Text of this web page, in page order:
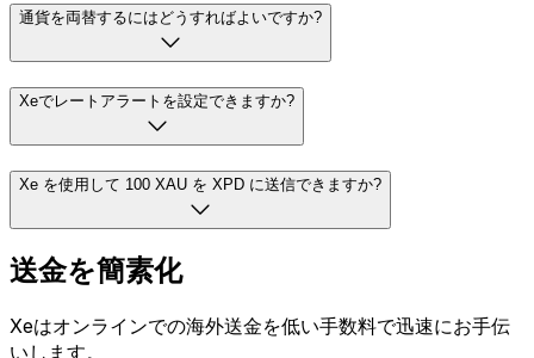
通貨を両替するにはどうすればよいですか?
Xeでレートアラートを設定できますか?
Xe を使用して 100 XAU を XPD に送信できますか?
送金を簡素化
Xeはオンラインでの海外送金を低い手数料で迅速にお手伝
いします。